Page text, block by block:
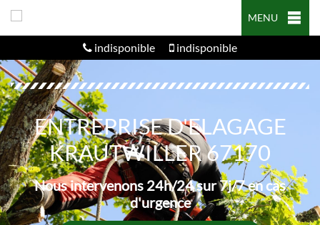
MENU
indisponible indisponible
ENTREPRISE D'ELAGAGE
KRAUTWILLER 67170
Nous intervenons 24h/24 sur 7j/7 en cas
d'urgence